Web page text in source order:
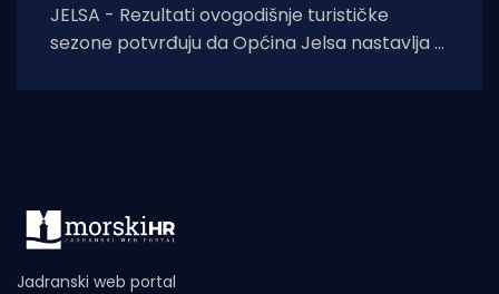
JELSA - Rezultati ovogodišnje turističke
sezone potvrđuju da Općina Jelsa nastavlja u
Jadranski web portal